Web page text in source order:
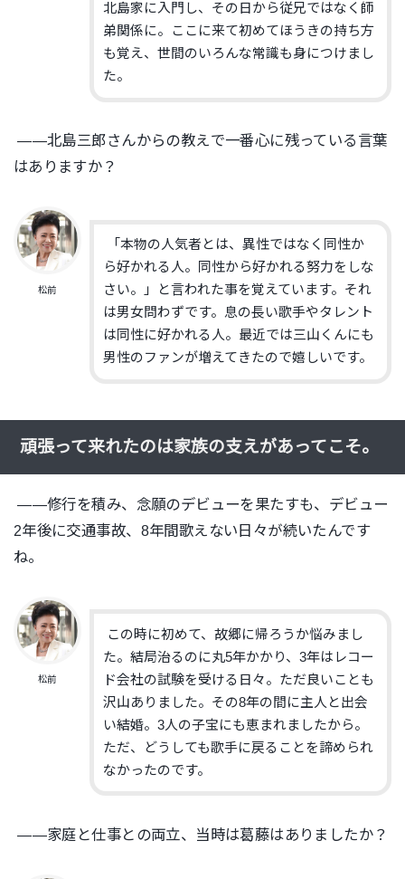
北島家に入門し、その日から従兄ではなく師
弟関係に。ここに来て初めてほうきの持ち方
も覚え、世間のいろんな常識も身につけまし
た。
——北島三郎さんからの教えで一番心に残っている言葉
はありますか？
松前
「本物の人気者とは、異性ではなく同性か
ら好かれる人。同性から好かれる努力をしな
さい。」と言われた事を覚えています。それ
は男女問わずです。息の長い歌手やタレント
は同性に好かれる人。最近では三山くんにも
男性のファンが増えてきたので嬉しいです。
頑張って来れたのは家族の支えがあってこそ。
——修行を積み、念願のデビューを果たすも、デビュー
2年後に交通事故、8年間歌えない日々が続いたんです
ね。
松前
この時に初めて、故郷に帰ろうか悩みまし
た。結局治るのに丸5年かかり、3年はレコー
ド会社の試験を受ける日々。ただ良いことも
沢山ありました。その8年の間に主人と出会
い結婚。3人の子宝にも恵まれましたから。
ただ、どうしても歌手に戻ることを諦められ
なかったのです。
——家庭と仕事との両立、当時は葛藤はありましたか？